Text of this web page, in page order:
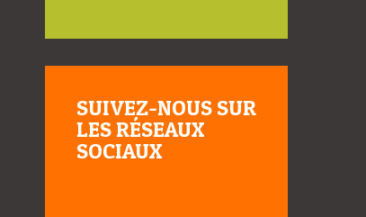
SUIVEZ-NOUS SUR
LES RÉSEAUX
SOCIAUX